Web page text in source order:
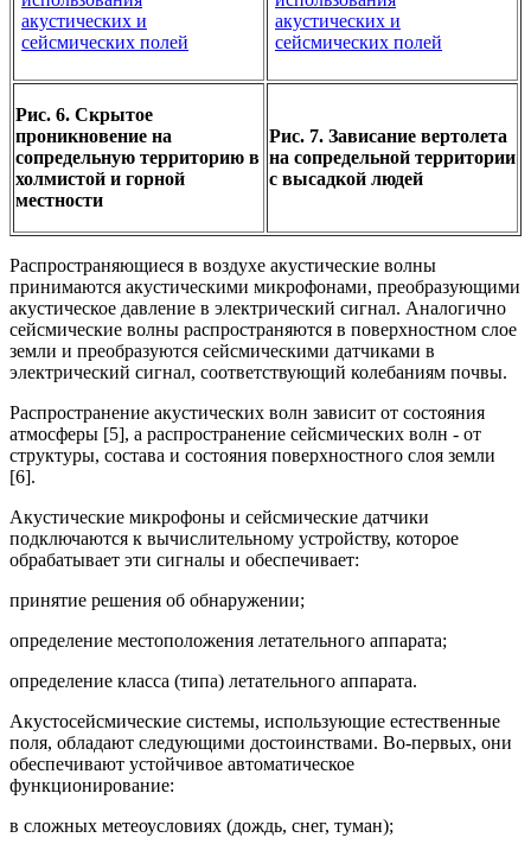
Рис. 6. Скрытое
проникновение на
сопредельную территорию в
холмистой и горной
местности
Рис. 7. Зависание вертолета
на сопредельной территории
с высадкой людей
Распространяющиеся в воздухе акустические волны
принимаются акустическими микрофонами, преобразующими
акустическое давление в электрический сигнал. Аналогично
сейсмические волны распространяются в поверхностном слое
земли и преобразуются сейсмическими датчиками в
электрический сигнал, соответствующий колебаниям почвы.
Распространение акустических волн зависит от состояния
атмосферы [5], а распространение сейсмических волн - от
структуры, состава и состояния поверхностного слоя земли
[6].
Акустические микрофоны и сейсмические датчики
подключаются к вычислительному устройству, которое
обрабатывает эти сигналы и обеспечивает:
принятие решения об обнаружении;
определение местоположения летательного аппарата;
определение класса (типа) летательного аппарата.
Акустосейсмические системы, использующие естественные
поля, обладают следующими достоинствами. Во-первых, они
обеспечивают устойчивое автоматическое
функционирование:
в сложных метеоусловиях (дождь, снег, туман);